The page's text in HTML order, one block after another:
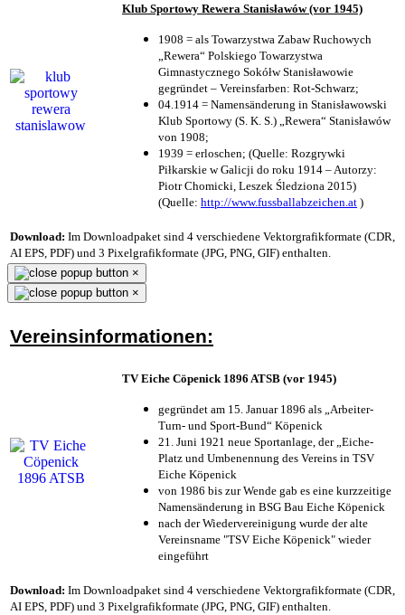
Klub Sportowy Rewera Stanisławów (vor 1945)
1908 = als Towarzystwa Zabaw Ruchowych
„Rewera“ Polskiego Towarzystwa
Gimnastycznego Sokółw Stanisławowie
gegründet – Vereinsfarben: Rot-Schwarz;
04.1914 = Namensänderung in Stanisławowski
Klub Sportowy (S. K. S.) „Rewera“ Stanisławów
von 1908;
1939 = erloschen; (Quelle: Rozgrywki
Piłkarskie w Galicji do roku 1914 – Autorzy:
Piotr Chomicki, Leszek Śledziona 2015)
(Quelle: http://www.fussballabzeichen.at )
Download: Im Downloadpaket sind 4 verschiedene Vektorgrafikformate (CDR,
AI EPS, PDF) und 3 Pixelgrafikformate (JPG, PNG, GIF) enthalten.
×
×
Vereinsinformationen:
TV Eiche Cöpenick 1896 ATSB (vor 1945)
gegründet am 15. Januar 1896 als „Arbeiter-
Turn- und Sport-Bund“ Köpenick
21. Juni 1921 neue Sportanlage, der „Eiche-
Platz und Umbenennung des Vereins in TSV
Eiche Köpenick
von 1986 bis zur Wende gab es eine kurzzeitige
Namensänderung in BSG Bau Eiche Köpenick
nach der Wiedervereinigung wurde der alte
Vereinsname "TSV Eiche Köpenick" wieder
eingeführt
Download: Im Downloadpaket sind 4 verschiedene Vektorgrafikformate (CDR,
AI EPS, PDF) und 3 Pixelgrafikformate (JPG, PNG, GIF) enthalten.